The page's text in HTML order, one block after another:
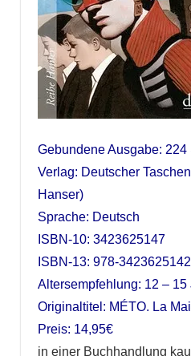
Gebundene Ausgabe: 224
Verlag: Deutscher
Hanser)
Sprache: Deutsch
ISBN-10: 3423625147
ISBN-13: 978-3423625142
Altersempfehlung: 12 – 15
Originaltitel: MÉTO. La
Preis: 14,95€
in einer Buchhandlung